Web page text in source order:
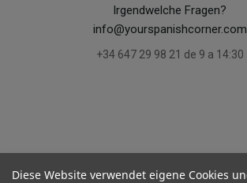
Irgendwelche Fragen?
info@yourspanishcorner.com
+34 647 29 98 21 de 9 a 14:30
Diese Website verwendet eigene Cookies